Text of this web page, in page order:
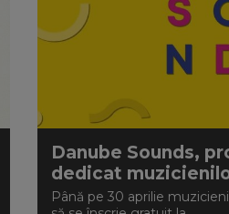
Danube Sounds,
dedicat
Până pe 30 aprilie